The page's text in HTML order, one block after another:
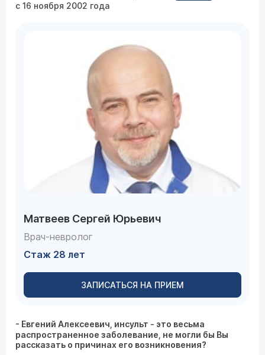
Матвеев Сергей Юрьевич
Врач-невролог
Стаж 28 лет
ЗАПИСАТЬСЯ НА ПРИЕМ
с 16 ноября 2002 года
- Евгений Алексеевич, инсульт - это весьма
распространенное заболевание, не могли бы Вы
рассказать о причинах его возникновения?